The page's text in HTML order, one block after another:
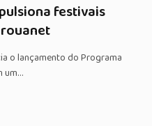
festivais
o lançamento do Programa
um…